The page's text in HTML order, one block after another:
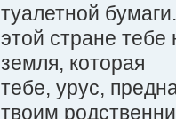
туалетной
этой стране
земля, которая
тебе, урус,
твоим